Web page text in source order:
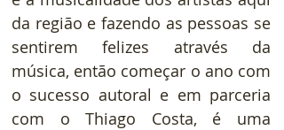
da região e fazendo as pessoas se
sentirem felizes através da
música, então começar o ano com
o sucesso autoral e em parceria
com o Thiago Costa, é uma